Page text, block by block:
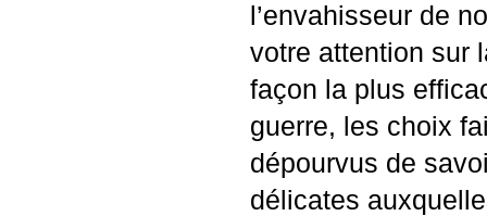
l’envahisseur de
votre attention sur
façon la plus
guerre, les choix
dépourvus de
délicates